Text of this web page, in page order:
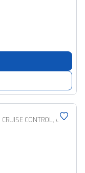
(APPLE CARPLAY, TELEVISIE, INLOOPDOUCHE, CRUISE CONTROL, CAMERA, LICHTMETALEN VELGEN)